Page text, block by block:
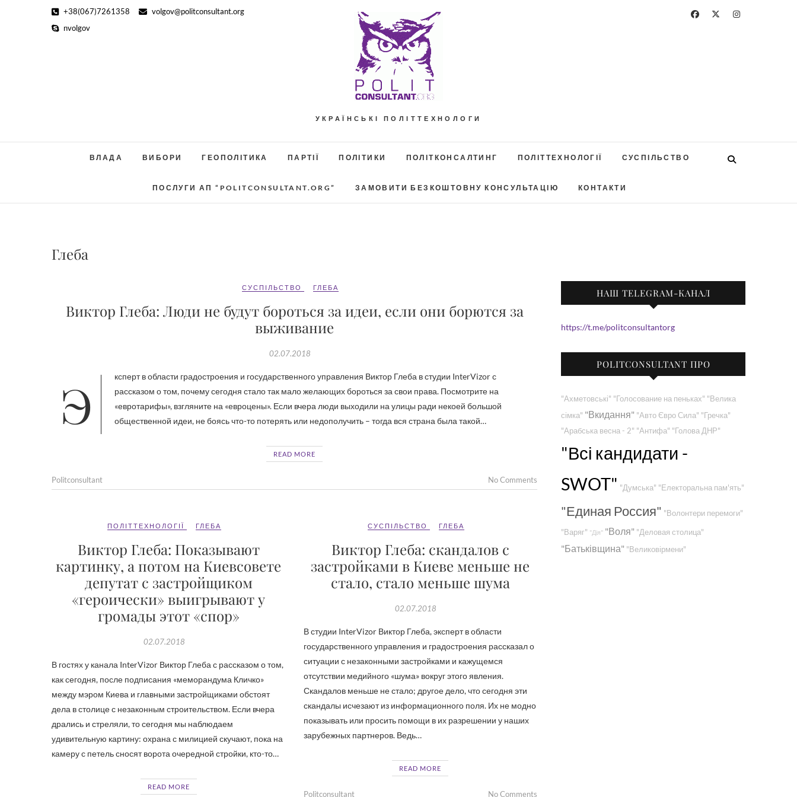
+38(067)7261358
volgov@politconsultant.org
nvolgov
УКРАЇНСЬКІ ПОЛІТТЕХНОЛОГИ
ВЛАДА ВИБОРИ ГЕОПОЛІТИКА ПАРТІЇ ПОЛІТИКИ ПОЛІТКОНСАЛТИНГ ПОЛІТТЕХНОЛОГІЇ СУСПІЛЬСТВО
ПОСЛУГИ АП “POLITCONSULTANT.ORG” ЗАМОВИТИ БЕЗКОШТОВНУ КОНСУЛЬТАЦІЮ КОНТАКТИ
Глеба
СУСПІЛЬСТВО ГЛЕБА
Виктор Глеба: Люди не будут бороться за идеи, если они борются за
выживание
02.07.2018
Эксперт в области градостроения и государственного управления Виктор Глеба в студии InterVizor с
рассказом о том, почему сегодня стало так мало желающих бороться за свои права. Посмотрите на
«евротарифы», взгляните на «евроцены». Если вчера люди выходили на улицы ради некоей большой
общественной идеи, не боясь что-то потерять или недополучить – тогда вся страна была такой…
READ MORE
Politconsultant No Comments
ПОЛІТТЕХНОЛОГІЇ ГЛЕБА
Виктор Глеба: Показывают
картинку, а потом на Киевсовете
депутат с застройщиком
«героически» выигрывают у
громады этот «спор»
02.07.2018
В гостях у канала InterVizor Виктор Глеба с рассказом о том,
как сегодня, после подписания «меморандума Кличко»
между мэром Киева и главными застройщиками обстоят
дела в столице с незаконным строительством. Если вчера
дрались и стреляли, то сегодня мы наблюдаем
удивительную картину: охрана с милицией скучают, пока на
камеру с петель сносят ворота очередной стройки, кто-то…
READ MORE
СУСПІЛЬСТВО ГЛЕБА
Виктор Глеба: скандалов с
застройками в Киеве меньше не
стало, стало меньше шума
02.07.2018
В студии InterVizor Виктор Глеба, эксперт в области
государственного управления и градостроения рассказал о
ситуации с незаконными застройками и кажущемся
отсутствии медийного «шума» вокруг этого явления.
Скандалов меньше не стало; другое дело, что сегодня эти
скандалы исчезают из информационного поля. Их не модно
показывать или просить помощи в их разрешении у наших
зарубежных партнеров. Ведь…
READ MORE
Politconsultant No Comments
НАШ TELEGRAM-КАНАЛ
https://t.me/politconsultantorg
POLITCONSULTANT ПРО
"Ахметовські" "Голосование на пеньках" "Велика
сімка" "Вкидання" "Авто Євро Сила" "Гречка"
"Арабська весна - 2" "Антифа" "Голова ДНР"
"Всі кандидати -
SWOT" "Думська" "Електоральна пам'ять"
"Единая Россия" "Волонтери перемоги"
"Варяг" "Дія" "Воля" "Деловая столица"
"Батьківщина" "Великовірмени"